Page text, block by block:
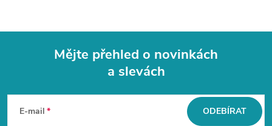
Mějte přehled o novinkách
a slevách
E-mail ODEBÍRAT